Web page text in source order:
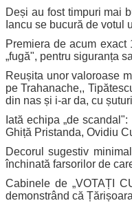
Deși au fost timpuri mai
Iancu se bucură de votul
Premiera de acum
fugă", pentru siguranța
Reușita unor valoroase
pe Trahanache,,
din nas și i-ar da, cu
Iată echipa „de
Ghiță Pristanda, Ovidiu
Decorul sugestiv
închinată farsorilor de
Cabinele de „VOTAȚI
demonstrând că